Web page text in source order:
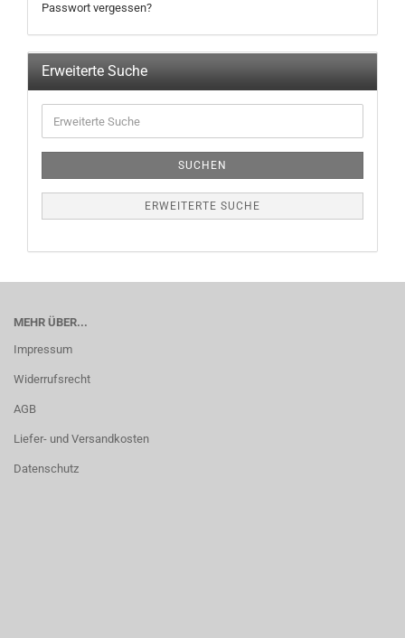
Passwort vergessen?
Erweiterte Suche
SUCHEN
ERWEITERTE SUCHE
MEHR ÜBER...
Impressum
Widerrufsrecht
AGB
Liefer- und Versandkosten
Datenschutz